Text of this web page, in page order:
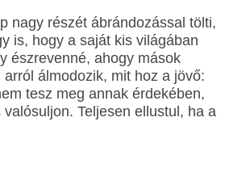
nagy részét ábrándozással tölti,
is, hogy a saját kis világában
észrevenné, ahogy mások
álmodozik, mit hoz a jövő:
tesz meg annak érdekében,
Teljesen ellustul, ha a